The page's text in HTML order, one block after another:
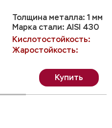
Толщина металла: 1 мм
Марка стали: AISI 430
Кислотостойкость:
Жаростойкость:
Купить